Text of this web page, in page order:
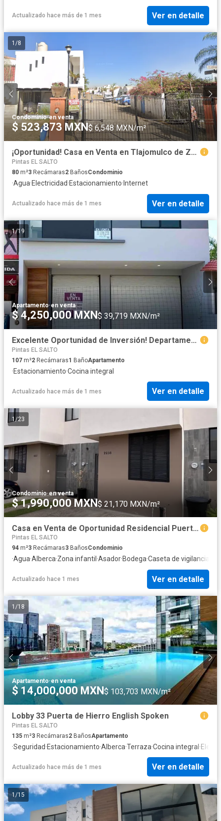
Actualizado hace más de 1 mes Ver en detalle
1 /8
Condominio·en venta
$ 523,873 MXN$ 6,548 MXN/m²
¡Oportunidad! Casa en Venta en Tlajomulco de Zuñiga, Jal. – No créditos
Pintas EL SALTO
80 m²3 Recámaras2 BañosCondominio
·Agua·Electricidad·Estacionamiento· Internet
Actualizado hace más de 1 mes Ver en detalle
1/19
Apartamento·en venta
$ 4,250,000 MXN$ 39,719 MXN/m²
Excelente Oportunidad de Inversión! Departamento Nuevo con Amplio Local Comercial
Pintas EL SALTO
107 m²2 Recámaras1 BañoApartamento
·Estacionamiento·Cocina integral
Actualizado hace más de 1 mes Ver en detalle
1 /23
Condominio·en venta
$ 1,990,000 MXN$ 21,170 MXN/m²
Casa en Venta de Oportunidad Residencial Puerta de Piedra
Pintas EL SALTO
94 m²3 Recámaras3 BañosCondominio
·Agua·Alberca·Zona infantil ·Asador·Bodega·Caseta de vigilancia
Actualizado hace 1 mes Ver en detalle
1 /18
Apartamento·en venta
$ 14,000,000 MXN$ 103,703 MXN/m²
Lobby 33 Puerta de Hierro English Spoken
Pintas EL SALTO
135 m²3 Recámaras2 BañosApartamento
·Seguridad·Estacionamiento·Alberca·Terraza·Cocina integral ·
Actualizado hace más de 1 mes Ver en detalle
1 /15